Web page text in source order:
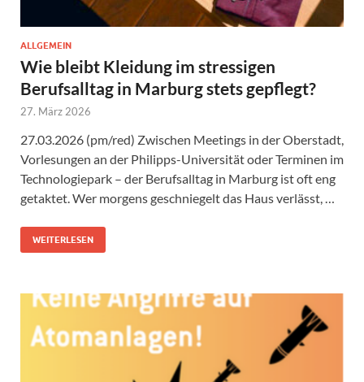
ALLGEMEIN
Wie bleibt Kleidung im stressigen
Berufsalltag in Marburg stets gepflegt?
27. März 2026
27.03.2026 (pm/red) Zwischen Meetings in der Oberstadt,
Vorlesungen an der Philipps-Universität oder Terminen im
Technologiepark – der Berufsalltag in Marburg ist oft eng
getaktet. Wer morgens geschniegelt das Haus verlässt, …
WEITERLESEN